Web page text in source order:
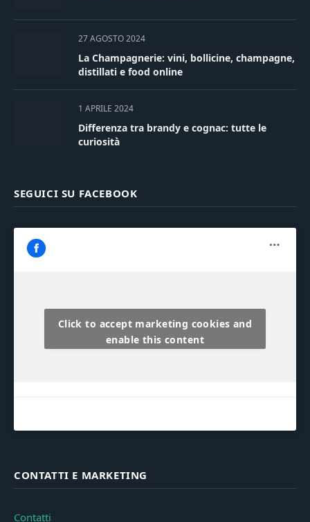
27 AGOSTO 2024
La Champagnerie: vini, bollicine, champagne,
distillati e food online
1 APRILE 2024
Differenza tra brandy e cognac: tutte le
curiosità
SEGUICI SU FACEBOOK
Click to accept marketing cookies and
enable this content
CONTATTI E MARKETING
Contatti